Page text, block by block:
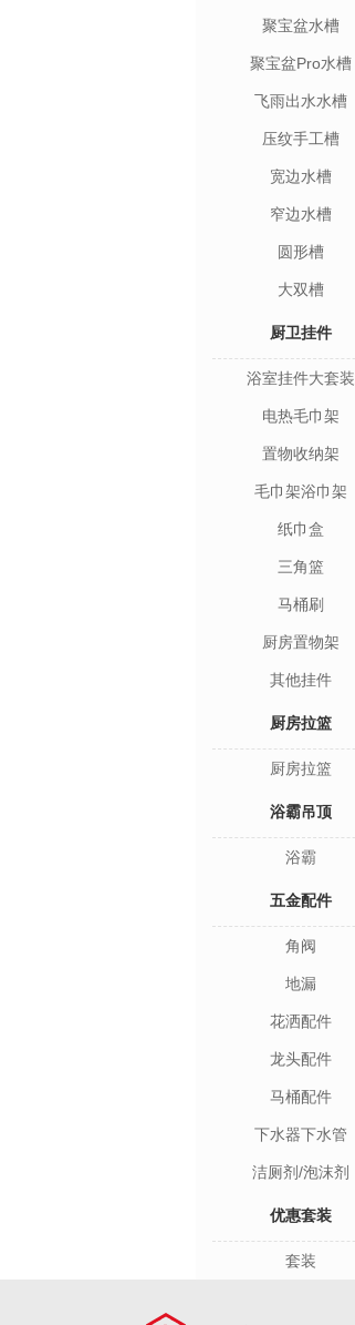
聚宝盆水槽
聚宝盆Pro水槽
飞雨出水水槽
压纹手工槽
宽边水槽
窄边水槽
圆形槽
大双槽
厨卫挂件
浴室挂件大套装
电热毛巾架
置物收纳架
毛巾架浴巾架
纸巾盒
三角篮
马桶刷
厨房置物架
其他挂件
厨房拉篮
厨房拉篮
浴霸吊顶
浴霸
五金配件
角阀
地漏
花洒配件
龙头配件
马桶配件
下水器下水管
洁厕剂/泡沫剂
优惠套装
套装